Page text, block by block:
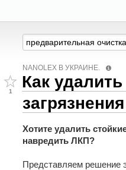
NANOLEX В УКРАИНЕ.
1
Как
Хотите удалить
навредить ЛКП?
Представляем решение